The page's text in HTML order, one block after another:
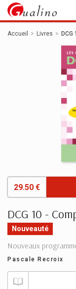
Accueil Livres
29.50 €
DCG 10 -
Nouveauté
Nouveaux
Pascale Recroix
Panneau de gestion